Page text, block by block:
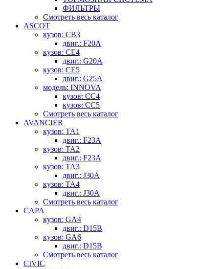
ФИЛЬТРЫ
Смотреть весь каталог
ASCOT
кузов: CB3
двиг.: F20A
кузов: CE4
двиг.: G20A
кузов: CE5
двиг.: G25A
модель: INNOVA
кузов: CC4
кузов: CC5
Смотреть весь каталог
AVANCIER
кузов: TA1
двиг.: F23A
кузов: TA2
двиг.: F23A
кузов: TA3
двиг.: J30A
кузов: TA4
двиг.: J30A
Смотреть весь каталог
CAPA
кузов: GA4
двиг.: D15B
кузов: GA6
двиг.: D15B
Смотреть весь каталог
CIVIC